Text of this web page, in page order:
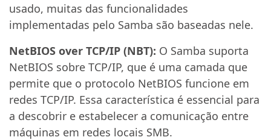
usado, muitas das funcionalidades
implementadas pelo Samba são baseadas nele.
NetBIOS over TCP/IP (NBT): O Samba suporta
NetBIOS sobre TCP/IP, que é uma camada que
permite que o protocolo NetBIOS funcione em
redes TCP/IP. Essa característica é essencial para
a descobrir e estabelecer a comunicação entre
máquinas em redes locais SMB.